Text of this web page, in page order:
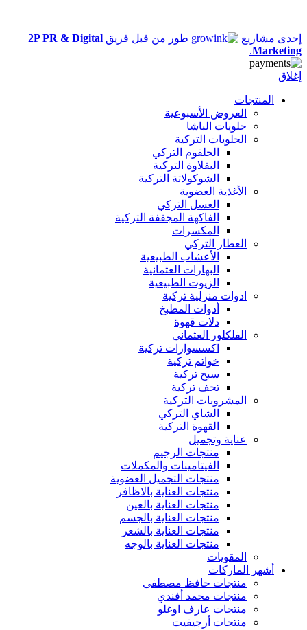
إحدى مشاريع طور من قبل فريق 2P PR & Digital
Marketing
.
إغلاق
المنتجات
العروض الأسبوعية
حلويات الباشا
الحلويات التركية
الحلقوم التركي
البقلاوة التركية
الشوكولاتة التركية
الأغذية العضوية
العسل التركي
الفاكهة المجففة التركية
المكسرات
العطار التركي
الأعشاب الطبيعية
البهارات العثمانية
الزيوت الطبيعية
ادوات منزلية تركية
أدوات المطبخ
دلات قهوة
الفلكلور العثماني
اكسسوارات تركية
خواتم تركية
سبح تركية
تحف تركية
المشروبات التركية
الشاي التركي
القهوة التركية
عناية وتجميل
منتجات الرجيم
الفيتامينات والمكملات
منتجات التجميل العضوية
منتجات العناية بالاظافر
منتجات العناية بالعين
منتجات العناية بالجسم
منتجات العناية بالشعر
منتجات العناية بالوجه
المقويات
أشهر الماركات
منتجات حافظ مصطفى
منتجات محمد أفندي
منتجات عارف اوغلو
منتجات أرجيفيت